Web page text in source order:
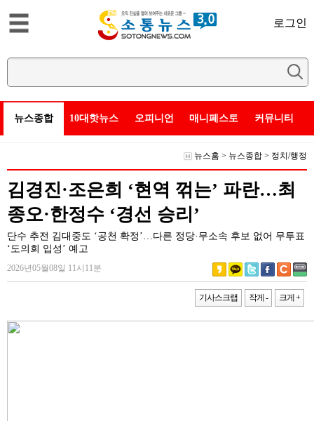
로그인
뉴스종합 10대핫뉴스 오피니언 매니페스토 커뮤니티
뉴스홈 > 뉴스종합 > 정치/행정
김경진·조은희 ‘현역 꺾는’ 파란…최
종오·한정수 ‘경선 승리’
단수 추전 김대중도 ‘공천 확정’…다른 정당·무소속 후보 없어 무투표
‘도의회 입성’ 예고
2026년05월08일 11시11분
기사스크랩 작게 - 크게 +